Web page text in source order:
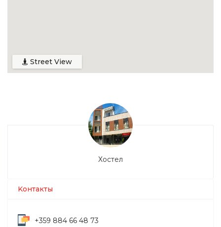
Street View
Хостел
Kонтакты
+359 884 66 48 73